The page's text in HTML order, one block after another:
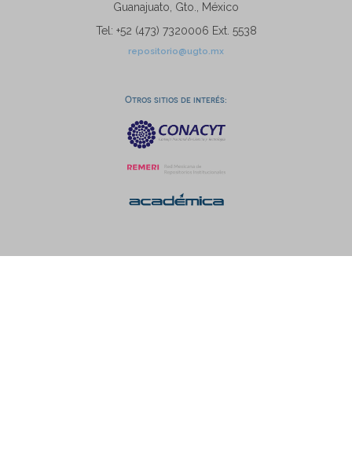
Guanajuato, Gto., México
Tel: +52 (473) 7320006 Ext. 5538
repositorio@ugto.mx
Otros sitios de interés: